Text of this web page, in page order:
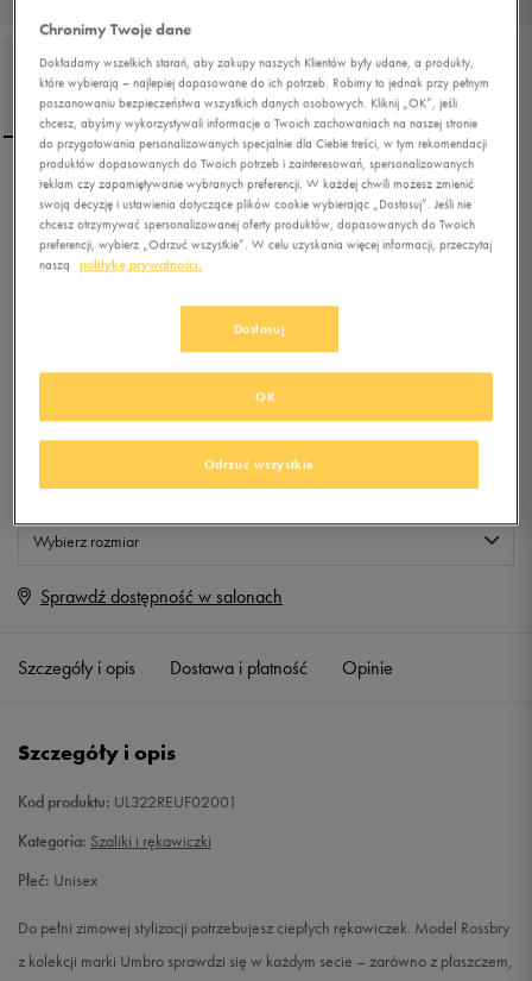
UMBRO RĘKAWICZKI
FUNKCYJNE ROSSBRY
5.0(13
Produkt niedostępny
Jeśli artykuł będzie ponownie dostępny, otrzymasz od nas powiadomienie.
Wybierz rozmiar
S/M Powiadom o dostępności
L/XL Powiadom o dostępności
Sprawdź dostępność w salonach
Szczegóły i opis Dostawa i płatność Opinie
Szczegóły i opis
Kod produktu: UL322REUF02001
Kategoria: Szaliki i rękawiczki
Płeć: Unisex
Do pełni zimowej stylizacji potrzebujesz ciepłych rękawiczek. Model Rossbry
z kolekcji marki Umbro sprawdzi się w każdym secie – zarówno z płaszczem,
Chronimy Twoje dane
Dokładamy wszelkich starań, aby zakupy naszych Klientów były udane, a produkty,
które wybierają – najlepiej dopasowane do ich potrzeb. Robimy to jednak przy pełnym
poszanowaniu bezpieczeństwa wszystkich danych osobowych. Kliknij „OK”, jeśli
chcesz, abyśmy wykorzystywali informacje o Twoich zachowaniach na naszej stronie
do przygotowania personalizowanych specjalnie dla Ciebie treści, w tym rekomendacji
produktów dopasowanych do Twoich potrzeb i zainteresowań, spersonalizowanych
reklam czy zapamiętywanie wybranych preferencji. W każdej chwili możesz zmienić
swoją decyzję i ustawienia dotyczące plików cookie wybierając „Dostosuj”. Jeśli nie
chcesz otrzymywać spersonalizowanej oferty produktów, dopasowanych do Twoich
preferencji, wybierz „Odrzuć wszystkie”. W celu uzyskania więcej informacji, przeczytaj
naszą
politykę prywatności.
Dostosuj
Odrzuć wszystkie
OK